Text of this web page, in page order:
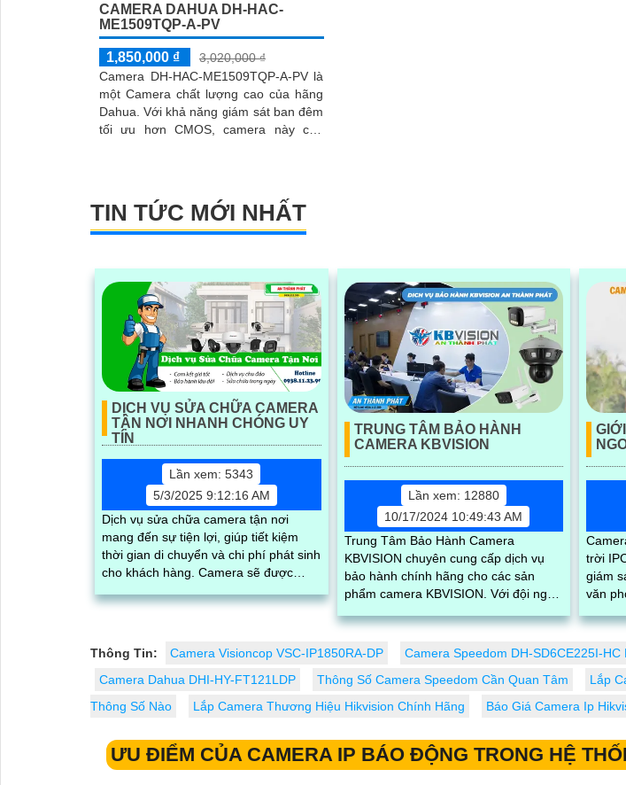
CAMERA DAHUA DH-HAC-
ME1509TQP-A-PV
1,850,000 ₫
3,020,000 ₫
Camera DH-HAC-ME1509TQP-A-PV là
một Camera chất lượng cao của hãng
Dahua. Với khả năng giám sát ban đêm
tối ưu hơn CMOS, camera này cho
TIN TỨC MỚI NHẤT
DỊCH VỤ SỬA CHỮA CAMERA
TẬN NƠI NHANH CHÓNG UY
TÍN
Lần xem: 5343
5/3/2025 9:12:16 AM
Dịch vụ sửa chữa camera tận nơi
mang đến sự tiện lợi, giúp tiết kiệm
thời gian di chuyển và chi phí phát sinh
cho khách hàng. Camera sẽ được
với quy trình nhanh chóng, chuyên
TRUNG TÂM BẢO HÀNH
CAMERA KBVISION
Lần xem: 12880
10/17/2024 10:49:43 AM
Trung Tâm Bảo Hành Camera
KBVISION chuyên cung cấp dịch vụ
bảo hành chính hãng cho các sản
phẩm camera KBVISION. Với đội ngũ
tôi cam kết đem đến sự hài lòng và sự
tin tưởng cao nhất cho khách hàng
trời
giám
văn
Thông Tin: Camera Visioncop VSC-IP1850RA-DP Camera Speedom DH-SD6CE225I-HC
Camera Dahua DHI-HY-FT121LDP
Thông Số Camera Speedom Cần Quan Tâm Lắp
Thông Số Nào
Lắp Camera Thương Hiệu Hikvision Chính Hãng Báo Giá Camera Ip
ƯU ĐIỂM CỦA CAMERA IP BÁO ĐỘNG TRONG HỆ